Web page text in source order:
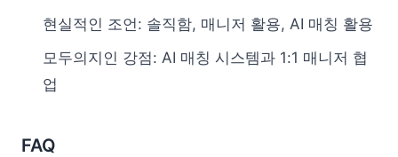
현실적인 조언: 솔직함, 매니저 활용, AI 매칭 활용
모두의지인 강점: AI 매칭 시스템과 1:1 매니저 협
업
FAQ